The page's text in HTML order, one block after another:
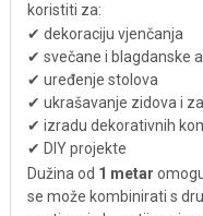
koristiti za:
✔ dekoraciju vjenčanja
✔ svečane i blagdanske
✔ uređenje stolova
✔ ukrašavanje zidova i
✔ izradu dekorativnih
✔ DIY projekte
Dužina od 1 metar
se može kombinirati s